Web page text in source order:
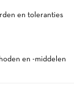
en toleranties
en -middelen